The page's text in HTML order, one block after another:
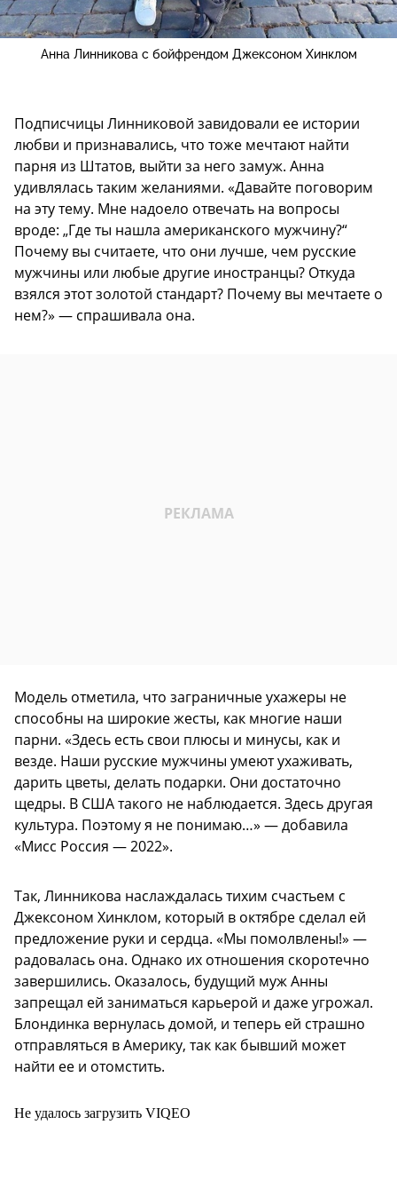
Анна Линникова с бойфрендом Джексоном Хинклом
Подписчицы Линниковой завидовали ее истории
любви и признавались, что тоже мечтают найти
парня из Штатов, выйти за него замуж. Анна
удивлялась таким желаниями. «Давайте поговорим
на эту тему. Мне надоело отвечать на вопросы
вроде: „Где ты нашла американского мужчину?“
Почему вы считаете, что они лучше, чем русские
мужчины или любые другие иностранцы? Откуда
взялся этот золотой стандарт? Почему вы мечтаете о
нем?» — спрашивала она.
Модель отметила, что заграничные ухажеры не
способны на широкие жесты, как многие наши
парни. «Здесь есть свои плюсы и минусы, как и
везде. Наши русские мужчины умеют ухаживать,
дарить цветы, делать подарки. Они достаточно
щедры. В США такого не наблюдается. Здесь другая
культура. Поэтому я не понимаю…» — добавила
«Мисс Россия — 2022».
Так, Линникова наслаждалась тихим счастьем с
Джексоном Хинклом, который в октябре сделал ей
предложение руки и сердца. «Мы помолвлены!» —
радовалась она. Однако их отношения скоротечно
завершились. Оказалось, будущий муж Анны
запрещал ей заниматься карьерой и даже угрожал.
Блондинка вернулась домой, и теперь ей страшно
отправляться в Америку, так как бывший может
найти ее и отомстить.
Не удалось загрузить VIQEO